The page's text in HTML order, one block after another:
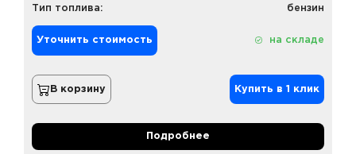
Тип топлива:
бензин
Уточнить стоимость на складе
В корзину Купить в 1 клик
Подробнее